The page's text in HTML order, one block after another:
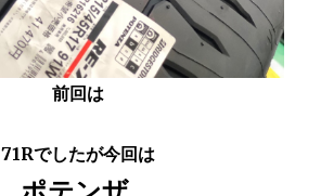
前回は
71Rでしたが今回は